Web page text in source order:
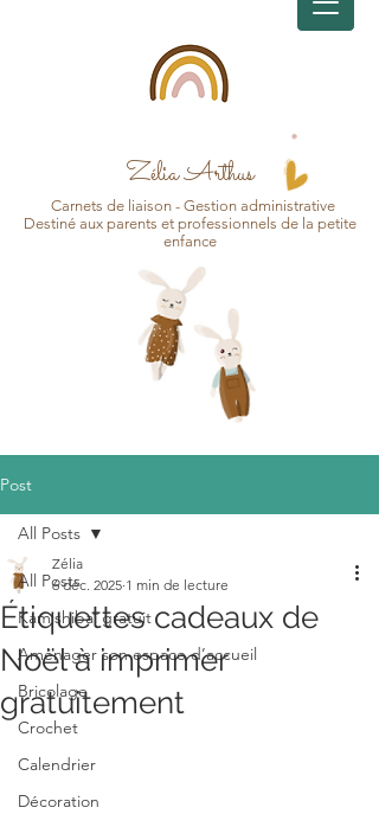
Zélia Arthus
Carnets de liaison - Gestion administrative
Destiné aux parents et professionnels de la petite
enfance
Post
All Posts
Kamishibaï gratuit
Aménager son espace d’accueil
Bricolage
Crochet
Calendrier
Décoration
All Posts
Étiquettes cadeaux de
Noël à imprimer
gratuitement
Zélia
6 déc. 2025 1 min de lecture